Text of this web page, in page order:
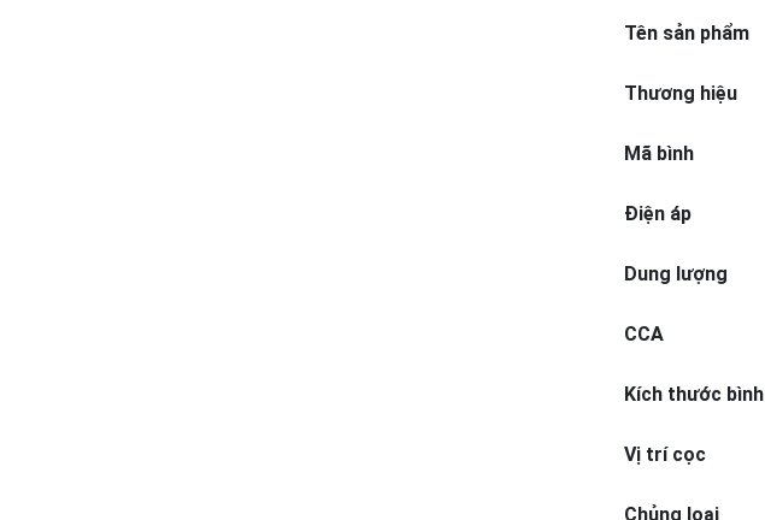
Tên sản phẩm
Thương hiệu
Mã bình
Điện áp
Dung lượng
CCA
Kích thước bình
Vị trí cọc
Chủng loại